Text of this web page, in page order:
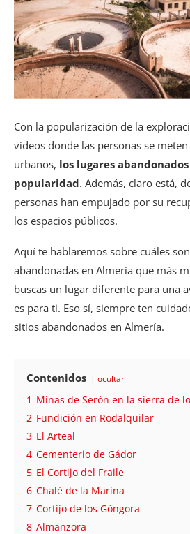
Con la popularización de la
videos donde las personas se
urbanos, los lugares
popularidad. Además, claro está,
personas han empujado por su
los espacios públicos.
Aquí te hablaremos sobre cuáles
abandonadas en Almería que más
buscas un lugar diferente para una
es para ti. Eso sí, siempre ten
sitios abandonados en Almería.
Contenidos ocultar
1 Minas de Serón en la sierra de
2 Fundición en Rodalquilar
3 El Arteal
4 Cementerio de Gádor
5 El Cortijo del Fraile
6 Chalé de la Marina
7 Cortijo de los Góngora
8 Almanzora